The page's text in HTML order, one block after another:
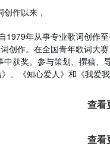
作以来，
年从事专业歌词创作
创作。在全国青年歌词大
获奖。参与策划、撰稿、
、《知心爱人》和《我爱我
查看
查看